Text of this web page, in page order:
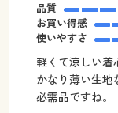
品質
お買い得感
使いやすさ
軽くて涼しい着
かなり薄い生地
必需品ですね。